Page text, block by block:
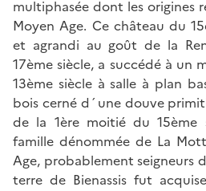
multiphasée dont les origines
Moyen Age. Ce château du
et agrandi au goût de la
17ème siècle, a succédé à un
13ème siècle à salle à plan
bois cerné d´une douve
de la 1ère moitié du 15ème
famille dénommée de La
Age, probablement seigneurs
terre de Bienassis fut